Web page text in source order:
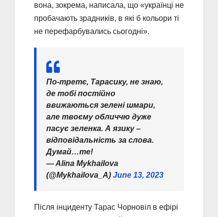
вона, зокрема, написала, що «українці не
пробачають зрадників, в які б кольори ті
не перефарбувались сьогодні».
По-третє, Тарасику, не знаю,
де тобі постійно
ввижаються зелені шмари,
але твоєму обличчю дуже
пасує зеленка. А язику –
відповідальність за слова.
Думай…те!
— Alina Mykhailova
(@Mykhailova_A) June 13, 2023
Після інциденту Тарас Чорновіл в ефірі